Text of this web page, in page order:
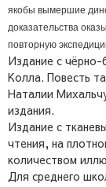
якобы вымершие
доказательства
повторную
Издание с
Колла. Повесть
Наталии
издания.
Издание с
чтения, на
количеством
Для среднего